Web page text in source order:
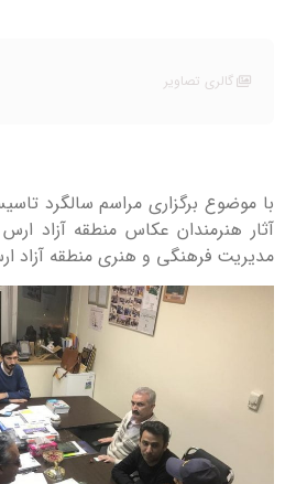
گالری تصاویر
با موضوع برگزاری مراسم سالگرد
آثار هنرمندان عکاس منطقه آزاد
مدیریت فرهنگی و هنری منطقه آزاد